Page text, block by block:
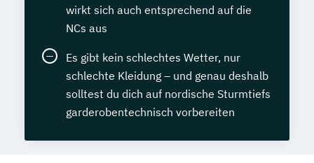
Mathematik - Power-Kurs
Medizinische Schreibkraft
Meister im Elektrotechnikerhandwerk
(HWK)
Mentaltrainer Microsoft Office
Microsoft Office im Beruf
wirkt sich auch entsprechend auf die
NCs aus
Es gibt kein schlechtes Wetter, nur
schlechte Kleidung – und genau deshalb
solltest du dich auf nordische Sturmtiefs
garderobentechnisch vorbereiten